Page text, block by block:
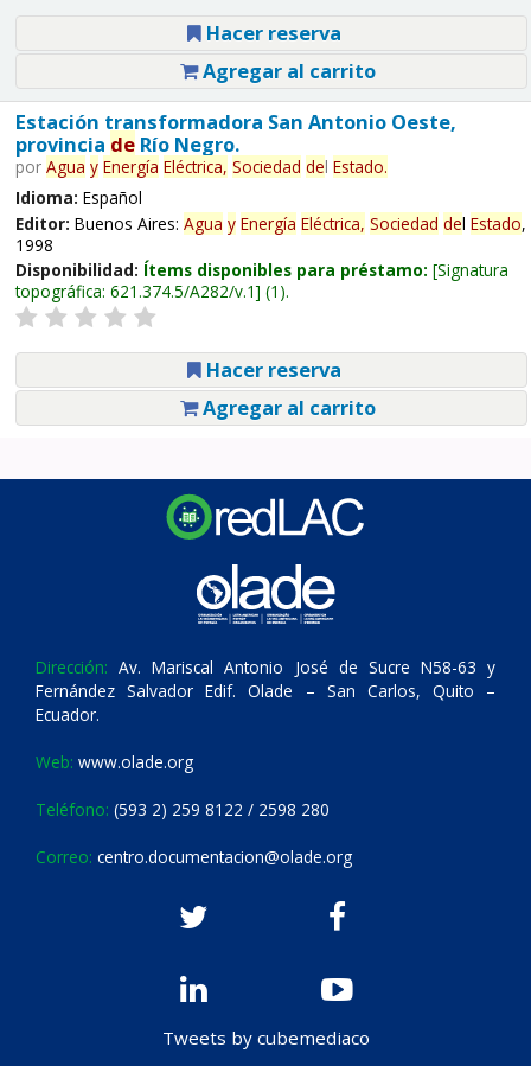
Hacer reserva
Agregar al carrito
Estación transformadora San Antonio Oeste,
provincia deRío Negro.
por Agua y Energía Eléctrica, Sociedad del Estado.
Idioma: Español
Editor: Buenos Aires: Agua y Energía Eléctrica, Sociedad del Estado,
1998
Disponibilidad: Ítems disponibles para préstamo: Signatura
topográfica: 621.374.5/A282/v.1 (1).
Hacer reserva
Agregar al carrito
Dirección: Av. Mariscal Antonio José de Sucre N58-63 y
Fernández Salvador Edif. Olade – San Carlos, Quito –
Ecuador.
Web: www.olade.org
Teléfono: (593 2) 259 8122 / 2598 280
Correo: centro.documentacion@olade.org
Tweets by cubemediaco